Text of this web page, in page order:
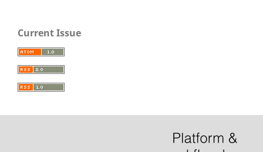
Current Issue